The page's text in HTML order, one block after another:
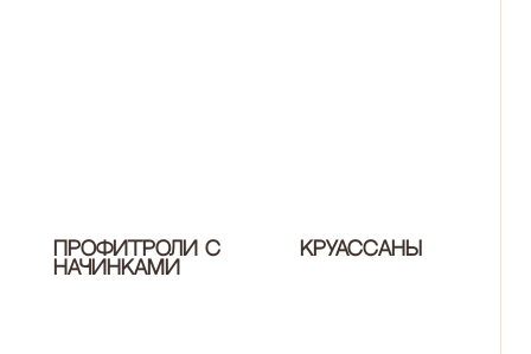
Профитроли с
начинками
Круассаны